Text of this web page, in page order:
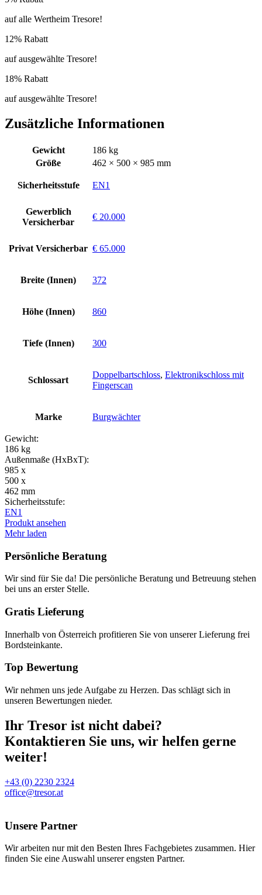
auf alle Wertheim Tresore!
12% Rabatt
auf ausgewählte Tresore!
18% Rabatt
auf ausgewählte Tresore!
Zusätzliche Informationen
Gewicht
186 kg
Größe
462 × 500 × 985 mm
Sicherheitsstufe EN1
Gewerblich
Versicherbar
€ 20.000
Privat Versicherbar € 65.000
Breite (Innen) 372
Höhe (Innen) 860
Tiefe (Innen) 300
Schlossart
Doppelbartschloss, Elektronikschloss mit
Fingerscan
Marke Burgwächter
Gewicht:
186 kg
Außenmaße (HxBxT):
985 x
500 x
462 mm
Sicherheitsstufe:
EN1
Produkt ansehen
Mehr laden
Persönliche Beratung
Wir sind für Sie da! Die persönliche Beratung und Betreuung stehen
bei uns an erster Stelle.
Gratis Lieferung
Innerhalb von Österreich profitieren Sie von unserer Lieferung frei
Bordsteinkante.
Top Bewertung
Wir nehmen uns jede Aufgabe zu Herzen. Das schlägt sich in
unseren Bewertungen nieder.
Ihr Tresor ist nicht dabei?
Kontaktieren Sie uns, wir helfen gerne
weiter!
+43 (0) 2230 2324
office@tresor.at
Unsere Partner
Wir arbeiten nur mit den Besten Ihres Fachgebietes zusammen. Hier
finden Sie eine Auswahl unserer engsten Partner.